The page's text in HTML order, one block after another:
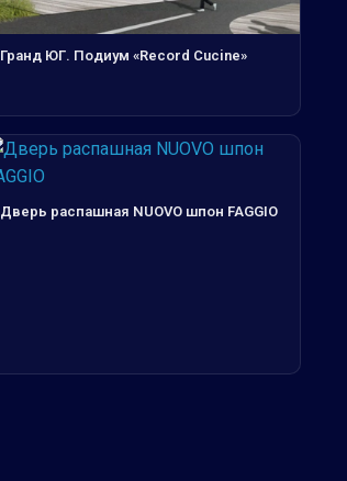
Гранд ЮГ. Подиум «Record Cucine»
Дверь распашная NUOVO шпон FAGGIO